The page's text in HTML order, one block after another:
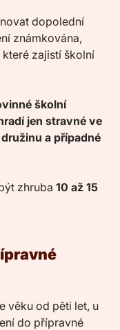
dopolední
známkována,
zajistí školní
školní
jen stravné ve
a případné
zhruba 10 až 15
věku od pěti let, u
do přípravné